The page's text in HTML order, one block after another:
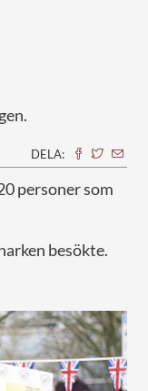
DELA:
personer som
besökte.